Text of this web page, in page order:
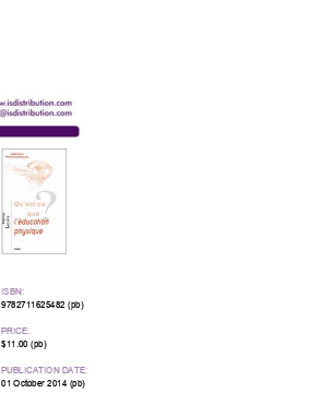
ISBN:
9782711625482 (pb)
PRICE:
$11.00 (pb)
PUBLICATION DATE:
01 October 2014 (pb)